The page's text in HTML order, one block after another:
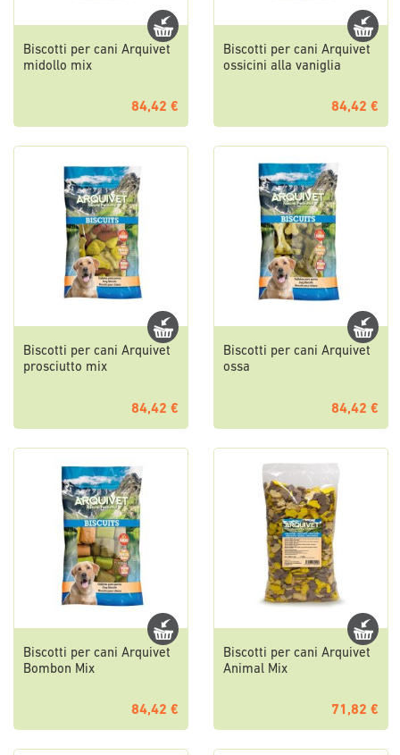
Biscotti per cani Arquivet
midollo mix
84,42 €
Biscotti per cani Arquivet
ossicini alla vaniglia
84,42 €
Biscotti per cani Arquivet
prosciutto mix
84,42 €
Biscotti per cani Arquivet
ossa
84,42 €
Biscotti per cani Arquivet
Bombon Mix
84,42 €
Biscotti per cani Arquivet
Animal Mix
71,82 €